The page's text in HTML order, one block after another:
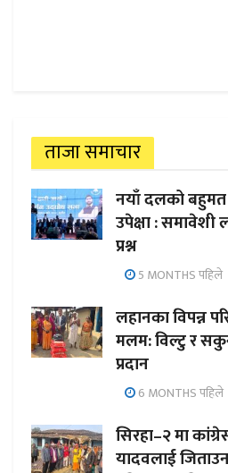
ताजा समाचार
नयाँ दलको
उपेक्षा : समावेशी
प्रश्न
5 MONTHS पहिले
लहानका विपन्न
मलम: विल्टु र
प्रदान
6 MONTHS पहिले
सिरहा–२ मा
यादवलाई